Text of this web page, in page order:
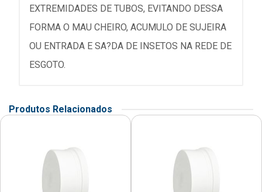
EXTREMIDADES DE TUBOS, EVITANDO DESSA
FORMA O MAU CHEIRO, ACUMULO DE SUJEIRA
OU ENTRADA E SA?DA DE INSETOS NA REDE DE
ESGOTO.
Produtos Relacionados